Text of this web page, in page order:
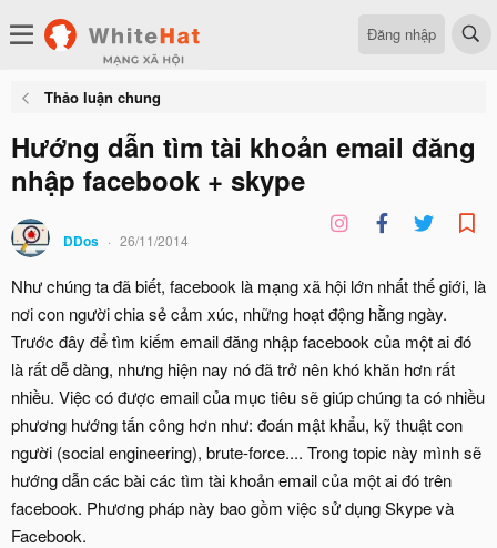
Đăng nhập
Thảo luận chung
Hướng dẫn tìm tài khoản email đăng
nhập facebook + skype
DDos 26/11/2014
Như chúng ta đã biết, facebook là mạng xã hội lớn nhất thế giới, là
nơi con người chia sẻ cảm xúc, những hoạt động hằng ngày.
Trước đây để tìm kiếm email đăng nhập facebook của một ai đó
là rất dễ dàng, nhưng hiện nay nó đã trở nên khó khăn hơn rất
nhiều. Việc có được email của mục tiêu sẽ giúp chúng ta có nhiều
phương hướng tấn công hơn như: đoán mật khẩu, kỹ thuật con
người (social engineering), brute-force.... Trong topic này mình sẽ
hướng dẫn các bài các tìm tài khoản email của một ai đó trên
facebook. Phương pháp này bao gồm việc sử dụng Skype và
Facebook.